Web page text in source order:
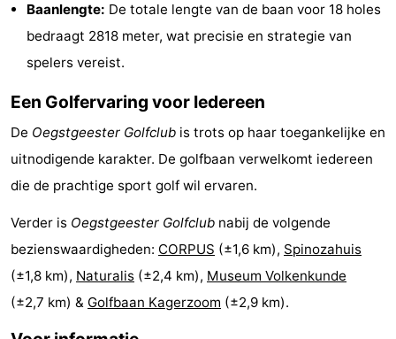
Uitkijkpunten
Attracties
Rondvaarten
Speeltuinen
-
Binnenspeeltuinen
centra
Dorpen
Steden
Sporten
Baanlengte: De totale lengte van de baan voor 18 holes
bedraagt 2818 meter, wat precisie en strategie van
spelers vereist.
Een Golfervaring voor Iedereen
De Oegstgeester Golfclub is trots op haar toegankelijke en
uitnodigende karakter. De golfbaan verwelkomt iedereen
die de prachtige sport golf wil ervaren.
Verder is Oegstgeester Golfclub nabij de volgende
bezienswaardigheden: CORPUS (±1,6 km), Spinozahuis
(±1,8 km), Naturalis (±2,4 km), Museum Volkenkunde
(±2,7 km) & Golfbaan Kagerzoom (±2,9 km).